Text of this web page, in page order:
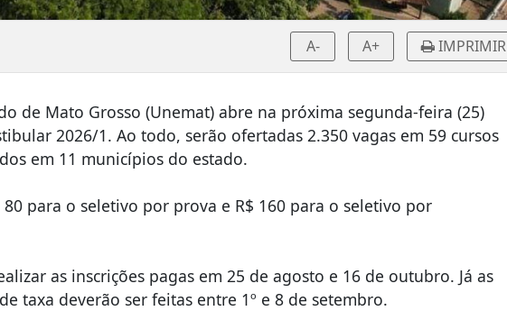
A- A+ IMPRIMIR
de Mato Grosso (Unemat) abre na próxima segunda-feira (25)
2026/1. Ao todo, serão ofertadas 2.350 vagas em 59 cursos
em 11 municípios do estado.
80 para o seletivo por prova e R$ 160 para o seletivo por
as inscrições pagas em 25 de agosto e 16 de outubro. Já as
taxa deverão ser feitas entre 1º e 8 de setembro.